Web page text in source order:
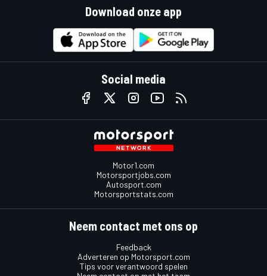
Download onze app
Social media
Motor1.com
Motorsportjobs.com
Autosport.com
Motorsportstats.com
Neem contact met ons op
Feedback
Adverteren op Motorsport.com
Tips voor verantwoord spelen